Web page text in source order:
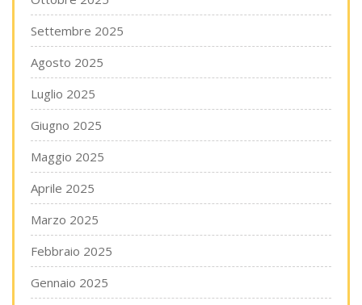
Settembre 2025
Agosto 2025
Luglio 2025
Giugno 2025
Maggio 2025
Aprile 2025
Marzo 2025
Febbraio 2025
Gennaio 2025